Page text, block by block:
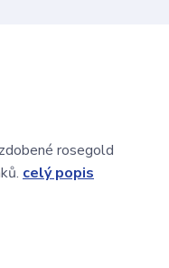
rosegold
celý popis